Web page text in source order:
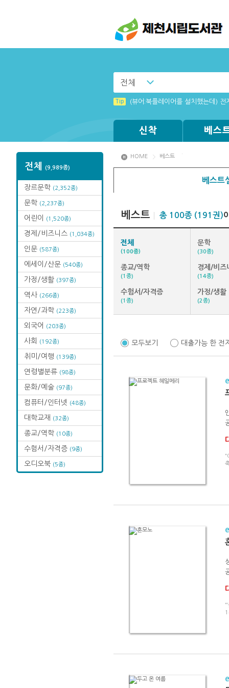
전체
Tip (뷰어:북플레이어를 설치했는데) 전
신착 베스
전체 (9,989종)
장르문학 (2,352종)
문학 (2,237종)
어린이 (1,520종)
경제/비즈니스 (1,034종)
인문 (587종)
에세이/산문 (540종)
가정/생활 (397종)
역사 (266종)
자연/과학 (223종)
외국어 (203종)
사회 (192종)
취미/여행 (139종)
연령별분류 (98종)
문화/예술 (97종)
컴퓨터/인터넷 (48종)
대학교재 (32종)
종교/역학 (10종)
수험서/자격증 (9종)
오디오북 (5종)
HOME 베스트
베스트
베스트 총 100종 (191권)
전체
(100종)
문학
(30종)
종교/역학
(1종)
경제/비즈
(14종)
수험서/자격증
(1종)
가정/생활
(2종)
모두보기 대출가능 한 전
“
1